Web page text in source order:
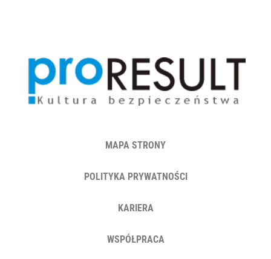
MAPA STRONY
POLITYKA PRYWATNOŚCI
KARIERA
WSPÓŁPRACA